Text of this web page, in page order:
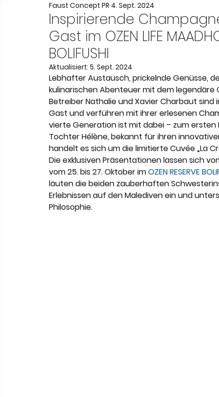
The Ozen Collection Faust Concept PR
Meneghetti Wine Hotel & Winery
Son Moli Country House Vestige Collection
Inspirierende
Gast im OZEN LIFE
BOLIFUSHI
Faust Concept PR 4. Sept. 2024
Aktualisiert: 5. Sept. 2024
Lebhafter Austausch, prickelnde Genüsse,
kulinarischen Abenteuer mit dem
Betreiber Nathalie und Xavier Charbaut sind
Gast und verführen mit ihrer erlesenen
vierte Generation ist mit dabei – zum
Tochter Hélène, bekannt für ihren
handelt es sich um die limitierte Cuvée „La
Die exklusiven Präsentationen lassen sich
vom 25. bis 27. Oktober im OZEN RESERVE
läuten die beiden zauberhaften
Erlebnissen auf den Malediven ein und
Philosophie.